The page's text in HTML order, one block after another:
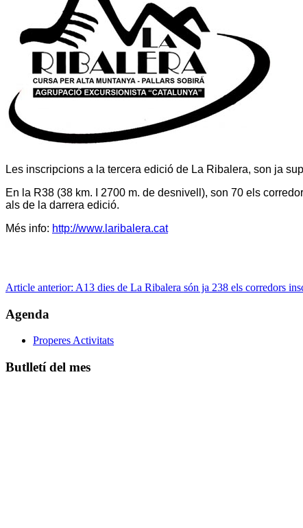
Les inscripcions a la tercera edició de La Ribalera, son ja
En la R38 (38 km. I 2700 m. de desnivell), son 70 els
als de la darrera edició.
Més info: http://www.laribalera.cat
Article anterior: A13 dies de La Ribalera són ja 238 els corredors
Agenda
Properes Activitats
Butlletí del mes